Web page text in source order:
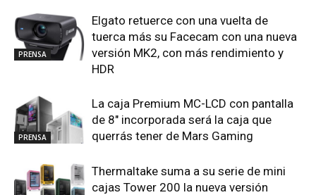
PRENSA
Elgato retuerce con una vuelta de
tuerca más su Facecam con una nueva
versión MK2, con más rendimiento y
HDR
PRENSA
La caja Premium MC-LCD con pantalla
de 8″ incorporada será la caja que
querrás tener de Mars Gaming
Thermaltake suma a su serie de mini
cajas Tower 200 la nueva versión